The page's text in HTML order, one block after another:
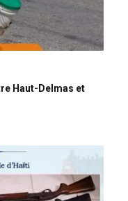
Haut-Delmas et